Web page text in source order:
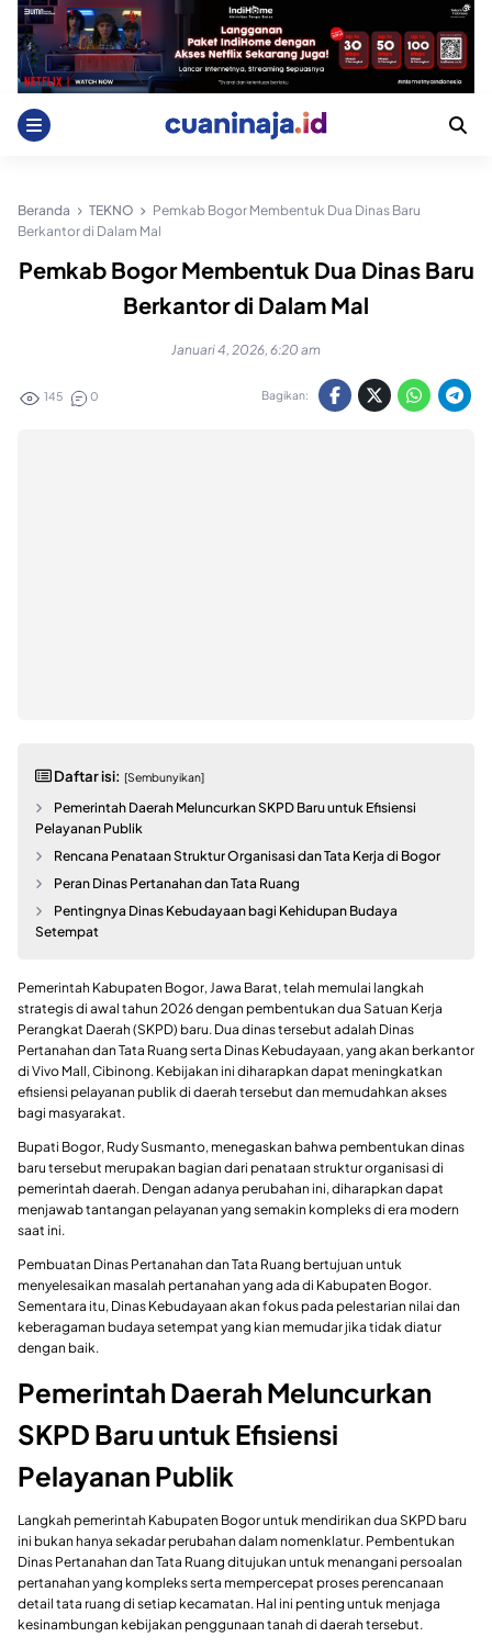
Skip
content
Beranda TEKNO
Pemkab Bogor Membentuk Dua Dinas Baru
Berkantor di Dalam Mal
Pemkab Bogor Membentuk Dua Dinas Baru
Berkantor di Dalam Mal
Januari 4, 2026, 6:20 am
145 0 Bagikan:
Daftar isi: [Sembunyikan]
Pemerintah Daerah Meluncurkan SKPD Baru untuk Efisiensi
Pelayanan Publik
Rencana Penataan Struktur Organisasi dan Tata Kerja di Bogor
Peran Dinas Pertanahan dan Tata Ruang
Pentingnya Dinas Kebudayaan bagi Kehidupan Budaya
Setempat
Pemerintah Kabupaten Bogor, Jawa Barat, telah memulai langkah
strategis di awal tahun 2026 dengan pembentukan dua Satuan Kerja
Perangkat Daerah (SKPD) baru. Dua dinas tersebut adalah Dinas
Pertanahan dan Tata Ruang serta Dinas Kebudayaan, yang akan berkantor
di Vivo Mall, Cibinong. Kebijakan ini diharapkan dapat meningkatkan
efisiensi pelayanan publik di daerah tersebut dan memudahkan akses
bagi masyarakat.
Bupati Bogor, Rudy Susmanto, menegaskan bahwa pembentukan dinas
baru tersebut merupakan bagian dari penataan struktur organisasi di
pemerintah daerah. Dengan adanya perubahan ini, diharapkan dapat
menjawab tantangan pelayanan yang semakin kompleks di era modern
saat ini.
Pembuatan Dinas Pertanahan dan Tata Ruang bertujuan untuk
menyelesaikan masalah pertanahan yang ada di Kabupaten Bogor.
Sementara itu, Dinas Kebudayaan akan fokus pada pelestarian nilai dan
keberagaman budaya setempat yang kian memudar jika tidak diatur
dengan baik.
Pemerintah Daerah Meluncurkan
SKPD Baru untuk Efisiensi
Pelayanan Publik
Langkah pemerintah Kabupaten Bogor untuk mendirikan dua SKPD baru
ini bukan hanya sekadar perubahan dalam nomenklatur. Pembentukan
Dinas Pertanahan dan Tata Ruang ditujukan untuk menangani persoalan
pertanahan yang kompleks serta mempercepat proses perencanaan
detail tata ruang di setiap kecamatan. Hal ini penting untuk menjaga
kesinambungan kebijakan penggunaan tanah di daerah tersebut.